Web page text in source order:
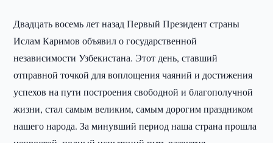
Двадцать восемь лет назад Первый Президент страны
Ислам Каримов объявил о государственной
независимости Узбекистана. Этот день, ставший
отправной точкой для воплощения чаяний и достижения
успехов на пути построения свободной и благополучной
жизни, стал самым великим, самым дорогим праздником
нашего народа. За минувший период наша страна прошла